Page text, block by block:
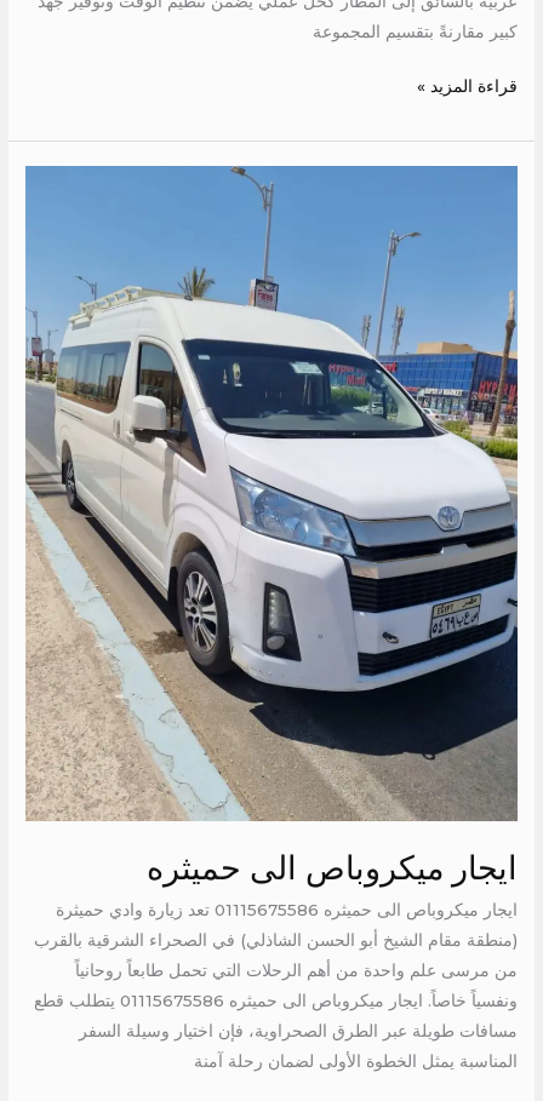
كبير مقارنةً بتقسيم المجموعة
قراءة المزيد »
ايجار ميكروباص الى حميثره
ايجار ميكروباص الى حميثره 01115675586 تعد زيارة وادي حميثرة
(منطقة مقام الشيخ أبو الحسن الشاذلي) في الصحراء الشرقية بالقرب
من مرسى علم واحدة من أهم الرحلات التي تحمل طابعاً روحانياً
ونفسياً خاصاً. ايجار ميكروباص الى حميثره 01115675586 يتطلب قطع
مسافات طويلة عبر الطرق الصحراوية، فإن اختيار وسيلة السفر
المناسبة يمثل الخطوة الأولى لضمان رحلة آمنة